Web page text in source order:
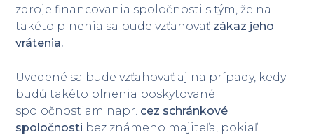
zdroje financovania spoločnosti s tým, že na
takéto plnenia sa bude vzťahovať zákaz jeho
vrátenia.
Uvedené sa bude vzťahovať aj na prípady, kedy
budú takéto plnenia poskytované
spoločnostiam napr. cez schránkové
spoločnosti bez známeho majiteľa, pokiaľ